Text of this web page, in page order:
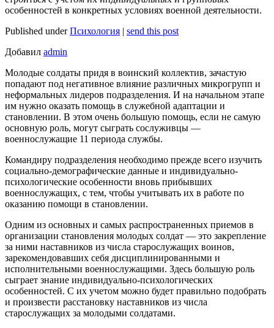
особенностей в конкретных условиях военной деятельности.
Published underПсихология | send this post
Добавил admin
Молодые солдаты придя в воинский коллектив, зачастую
попадают под негативное влияние различных микрогрупп и
неформальных лидеров подразделения. И на начальном этапе
им нужно оказать помощь в служебной адаптации и
становлении. В этом очень большую помощь, если не самую
основную роль, могут сыграть сослуживцы —
военнослужащие 11 периода службы.
Командиру подразделения необходимо прежде всего изучить
социально-демографические данные и индивидуально-
психологические особенности вновь прибывших
военнослужащих, с тем, чтобы учитывать их в работе по
оказанию помощи в становлении.
Одним из основных и самых распространенных приемов в
организации становления молодых солдат — это закрепление
за ними наставников из числа старослужащих воинов,
зарекомендовавших себя дисциплинированными и
исполнительными военнослужащими. Здесь большую роль
сыграет знание индивидуально-психологических
особенностей. С их учетом можно будет правильно подобрать
и произвести расстановку наставников из числа
старослужащих за молодыми солдатами.